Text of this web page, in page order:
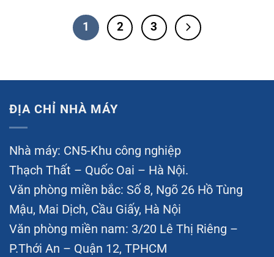
1 2 3
ĐỊA CHỈ NHÀ MÁY
Nhà máy: CN5-Khu công nghiệp
Thạch Thất – Quốc Oai – Hà Nội.
Văn phòng miền bắc: Số 8, Ngõ 26 Hồ Tùng
Mậu, Mai Dịch, Cầu Giấy, Hà Nội
Văn phòng miền nam: 3/20 Lê Thị Riêng –
P.Thới An – Quận 12, TPHCM